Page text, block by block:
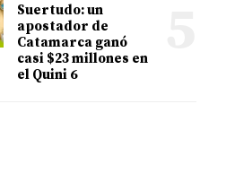
Suertudo: un
apostador de
Catamarca ganó
casi $23 millones en
el Quini 6